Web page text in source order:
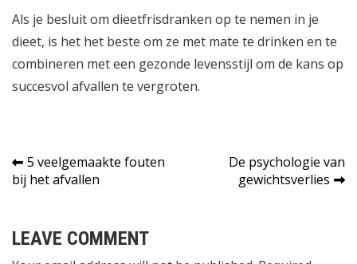
Als je besluit om dieetfrisdranken op te nemen in je
dieet, is het het beste om ze met mate te drinken en te
combineren met een gezonde levensstijl om de kans op
succesvol afvallen te vergroten.
Bericht
navigatie
5 veelgemaakte fouten
bij het afvallen
De psychologie van
gewichtsverlies
LEAVE COMMENT